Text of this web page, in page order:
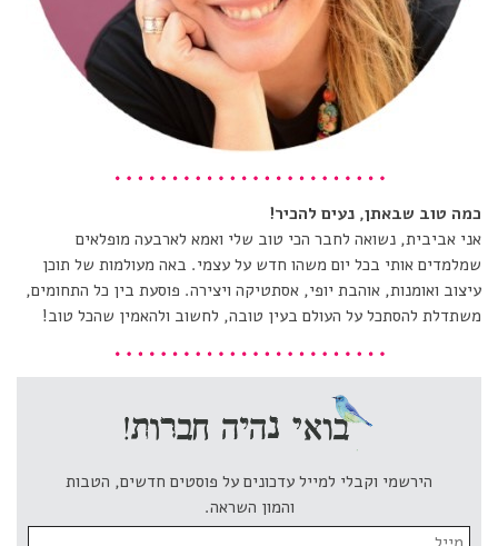
כמה טוב שבאתן, נעים להכיר!
אני אביבית, נשואה לחבר הכי טוב שלי ואמא לארבעה מופלאים
שמלמדים אותי בכל יום משהו חדש על עצמי. באה מעולמות של תוכן
עיצוב ואומנות, אוהבת יופי, אסתטיקה ויצירה. פוסעת בין כל התחומים,
משתדלת להסתכל על העולם בעין טובה, לחשוב ולהאמין שהכל טוב!
הירשמי וקבלי למייל עדכונים על פוסטים חדשים, הטבות
והמון השראה.
Email